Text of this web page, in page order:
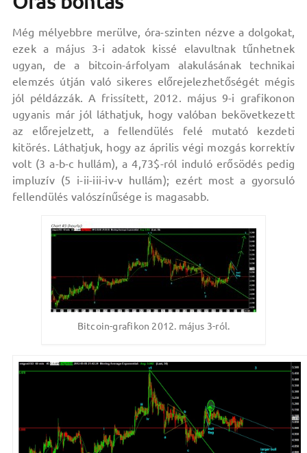
Még mélyebbre merülve, óra-szinten nézve a dolgokat,
ezek a május 3-i adatok kissé elavultnak tűnhetnek
ugyan, de a bitcoin-árfolyam alakulásának technikai
elemzés útján való sikeres előrejelezhetőségét mégis
jól példázzák. A frissített, 2012. május 9-i grafikonon
ugyanis már jól láthatjuk, hogy valóban bekövetkezett
az előrejelzett, a fellendülés felé mutató kezdeti
kitörés. Láthatjuk, hogy az április végi mozgás korrektív
volt (3 a-b-c hullám), a 4,73$-ról induló erősödés pedig
impluzív (5 i-ii-iii-iv-v hullám); ezért most a gyorsuló
fellendülés valószínűsége is magasabb.
Bitcoin-grafikon 2012. május 3-ról.